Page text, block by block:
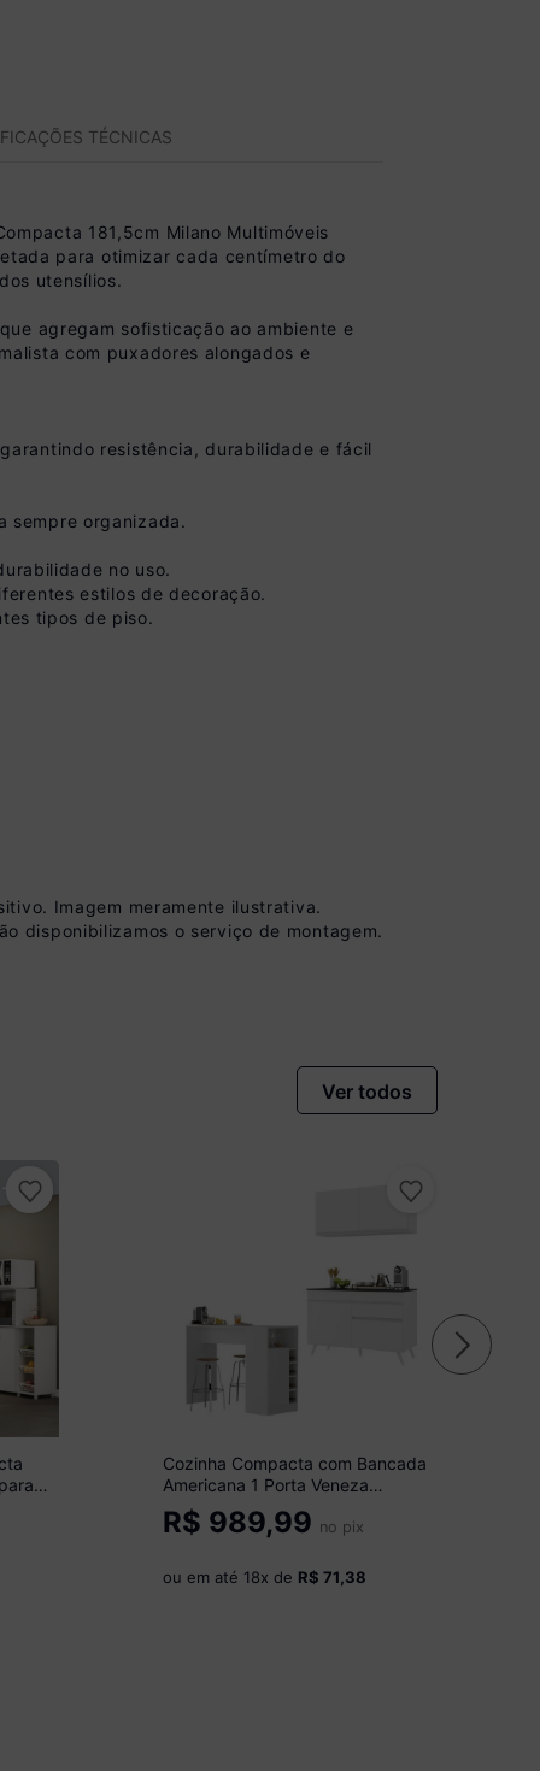
vista no Boleto
TÉCNICAS
181,5cm Milano Multimóveis
para otimizar cada centímetro do
utensílios.
agregam sofisticação ao ambiente e
com puxadores alongados e
resistência, durabilidade e fácil
sempre organizada.
no uso.
estilos de decoração.
tipos de piso.
Imagem meramente ilustrativa.
disponibilizamos o serviço de montagem.
Ver todos
Cozinha Compacta com Bancada
Americana 1 Porta Veneza
Multimóveis MP2207 Branco
R$ 989,99 no pix
ou em até 18x de R$ 71,38